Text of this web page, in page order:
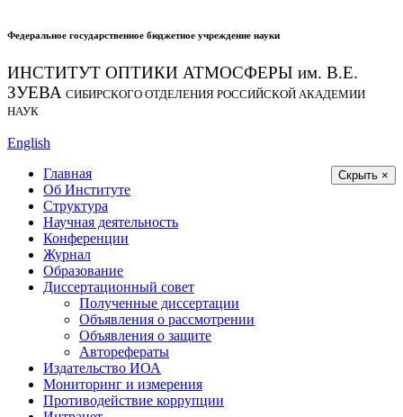
Федеральное государственное бюджетное учреждение науки
ИНСТИТУТ ОПТИКИ АТМОСФЕРЫ им. В.Е.
ЗУЕВА СИБИРСКОГО ОТДЕЛЕНИЯ РОССИЙСКОЙ АКАДЕМИИ
НАУК
English
Скрыть ×
Главная
Об Институте
Структура
Научная деятельность
Конференции
Журнал
Образование
Диссертационный совет
Полученные диссертации
Объявления о рассмотрении
Объявления о защите
Авторефераты
Издательство ИОА
Мониторинг и измерения
Противодействие коррупции